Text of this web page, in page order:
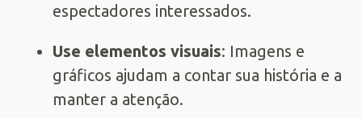
espectadores interessados.
Use elementos visuais: Imagens e
gráficos ajudam a contar sua história e a
manter a atenção.